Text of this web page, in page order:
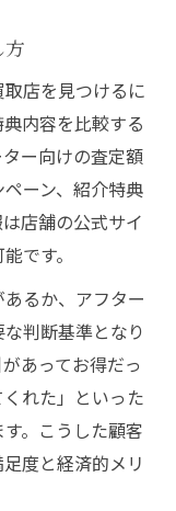
方
店を見つけるに
内容を比較する
ー向けの査定額
ーン、紹介特典
店舗の公式サイ
です。
るか、アフター
判断基準となり
あってお得だっ
れた」といった
。こうした顧客
度と経済的メリ